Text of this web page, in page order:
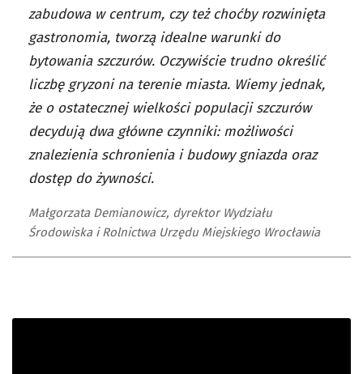
zabudowa w centrum, czy też choćby rozwinięta
gastronomia, tworzą idealne warunki do
bytowania szczurów. Oczywiście trudno określić
liczbę gryzoni na terenie miasta. Wiemy jednak,
że o ostatecznej wielkości populacji szczurów
decydują dwa główne czynniki: możliwości
znalezienia schronienia i budowy gniazda oraz
dostęp do żywności.
Małgorzata Demianowicz, dyrektor Wydziału
Środowiska i Rolnictwa Urzędu Miejskiego Wrocławia